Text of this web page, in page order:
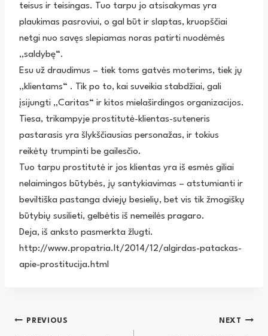
teisus ir teisingas. Tuo tarpu jo atsisakymas yra
plaukimas pasroviui, o gal būt ir slaptas, kruopščiai
netgi nuo savęs slepiamas noras patirti nuodėmės
„saldybę“.
Esu už draudimus – tiek toms gatvės moterims, tiek jų
„klientams“ . Tik po to, kai suveikia stabdžiai, gali
įsijungti „Caritas“ ir kitos mielaširdingos organizacijos.
Tiesa, trikampyje prostitutė-klientas-suteneris
pastarasis yra šlykščiausias personažas, ir tokius
reikėtų trumpinti be gailesčio.
Tuo tarpu prostitutė ir jos klientas yra iš esmės giliai
nelaimingos būtybės, jų santykiavimas – atstumianti ir
beviltiška pastanga dviejų besielių, bet vis tik žmogiškų
būtybių susilieti, gelbėtis iš nemeilės pragaro.
Deja, iš anksto pasmerkta žlugti.
http://www.propatria.lt/2014/12/algirdas-patackas-
apie-prostitucija.html
Navigacija
PREVIOUS NEXT